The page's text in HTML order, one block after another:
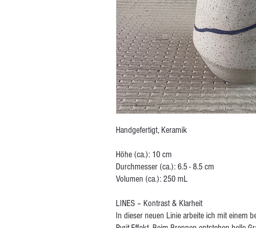
Handgefertigt, Keramik
Höhe (ca.): 10 cm
Durchmesser (ca.): 6.5 - 8.5 cm
Volumen (ca.): 250 mL
LINES – Kontrast & Klarheit
In dieser neuen Linie arbeite ich mit einem